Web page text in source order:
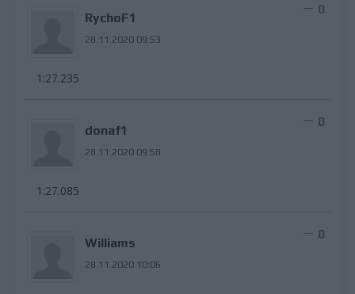
RychoF1
28.11.2020 09:53
0
1:27.235
donaf1
28.11.2020 09:58
0
1:27.085
Williams
28.11.2020 10:06
0